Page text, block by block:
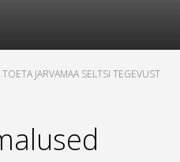
TOETA JARVAMAA SELTSI TEGEVUST